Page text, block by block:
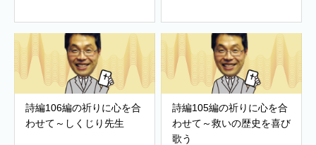
詩編106編の祈りに心を合
わせて～しくじり先生
詩編105編の祈りに心を合
わせて～救いの歴史を喜び
歌う